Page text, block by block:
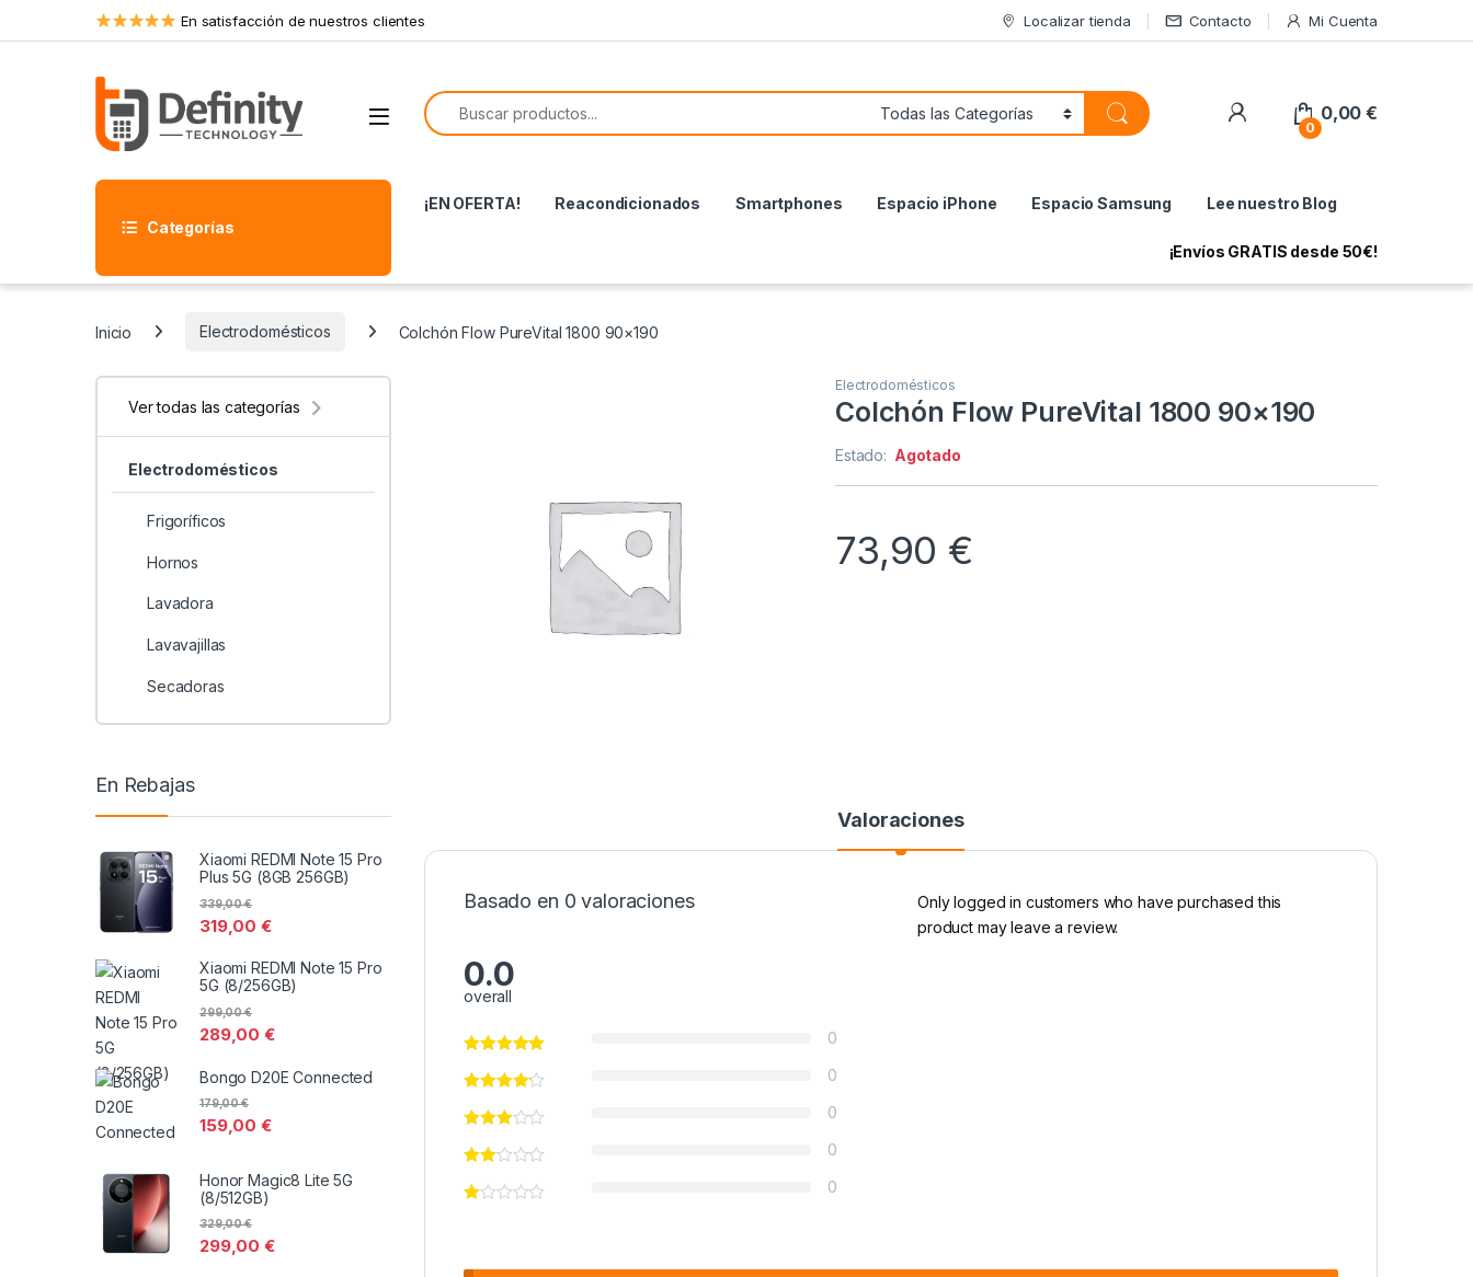
Skip to navigation
Skip to content En satisfacción de nuestros clientes Localizar tienda Contacto Mi Cuenta
Open
Search for:
My Account
0
0,00€
Categorías
¡EN OFERTA! Reacondicionados Smartphones Espacio iPhone Espacio Samsung Lee nuestro Blog
¡Envíos GRATIS desde 50€!
Inicio Electrodomésticos Colchón Flow PureVital 1800 90×190
Electrodomésticos
Colchón Flow PureVital 1800 90×190
Estado: Agotado
73,90 €
Valoraciones
Basado en 0 valoraciones
0.0
overall
0
0
0
0
0
Only logged in customers who have purchased this
product may leave a review.
Ver todas las categorías
Electrodomésticos
Frigoríficos
Hornos
Lavadora
Lavavajillas
Secadoras
En Rebajas
Xiaomi REDMI Note 15 Pro
Plus 5G (8GB 256GB)
319,00€
339,00€
Xiaomi REDMI Note 15 Pro
5G (8/256GB)
289,00€
299,00€
Bongo D20E Connected
159,00€
179,00€
Honor Magic8 Lite 5G
(8/512GB)
299,00€
329,00€